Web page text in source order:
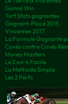
Gonna Win
Turf Stats gagnantes
Gagnant-Placé 2015
Vincennes 2017
La Formule Gagnante
Covès contre Covès
Money Masters
Le 2 sur 4 Facile
La Méthode Simple
Les 2 Perfs